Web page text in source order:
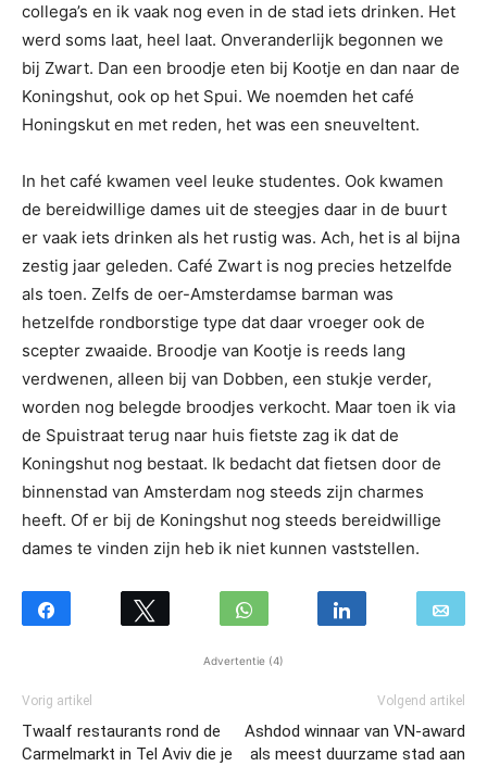
collega’s en ik vaak nog even in de stad iets drinken. Het
werd soms laat, heel laat. Onveranderlijk begonnen we
bij Zwart. Dan een broodje eten bij Kootje en dan naar de
Koningshut, ook op het Spui. We noemden het café
Honingskut en met reden, het was een sneuveltent.
In het café kwamen veel leuke studentes. Ook kwamen
de bereidwillige dames uit de steegjes daar in de buurt
er vaak iets drinken als het rustig was. Ach, het is al bijna
zestig jaar geleden. Café Zwart is nog precies hetzelfde
als toen. Zelfs de oer-Amsterdamse barman was
hetzelfde rondborstige type dat daar vroeger ook de
scepter zwaaide. Broodje van Kootje is reeds lang
verdwenen, alleen bij van Dobben, een stukje verder,
worden nog belegde broodjes verkocht. Maar toen ik via
de Spuistraat terug naar huis fietste zag ik dat de
Koningshut nog bestaat. Ik bedacht dat fietsen door de
binnenstad van Amsterdam nog steeds zijn charmes
heeft. Of er bij de Koningshut nog steeds bereidwillige
dames te vinden zijn heb ik niet kunnen vaststellen.
Advertentie (4)
Vorig artikel
Twaalf restaurants rond de
Carmelmarkt in Tel Aviv die je
Volgend artikel
Ashdod winnaar van VN-award
als meest duurzame stad aan